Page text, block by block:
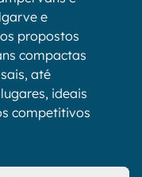
e
propostos
compactas
até
ideais
competitivos